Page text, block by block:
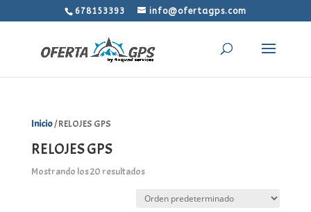
678153393 info@ofertagps.com
Inicio/ RELOJES GPS
RELOJES GPS
Mostrando los 20 resultados